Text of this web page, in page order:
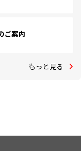
ご案内
もっと見る